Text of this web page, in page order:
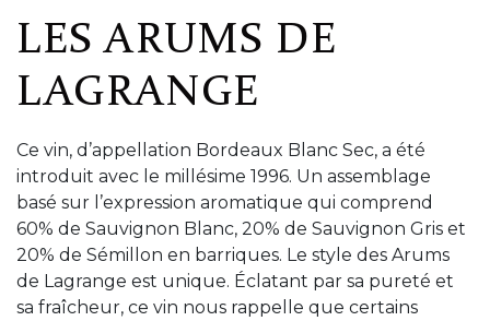
LES ARUMS DE
LAGRANGE
Ce vin, d’appellation Bordeaux Blanc Sec, a été
introduit avec le millésime 1996. Un assemblage
basé sur l’expression aromatique qui comprend
60% de Sauvignon Blanc, 20% de Sauvignon Gris et
20% de Sémillon en barriques. Le style des Arums
de Lagrange est unique. Éclatant par sa pureté et
sa fraîcheur, ce vin nous rappelle que certains